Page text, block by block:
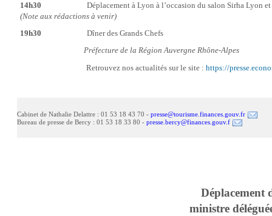
14h30
Déplacement à Lyon à l’occasion du salon Sirha Lyon et
(Note aux rédactions à venir)
19h30
Dîner des Grands Chefs
Préfecture de la Région Auvergne Rhône-Alpes
Retrouvez nos actualités sur le site : https://
Cabinet de Nathalie Delattre : 01 53 18 43 70 -presse@tourisme.finances.gouv.fr
Bureau de presse de Bercy : 01 53 18 33 80 -presse.bercy@finances.gouv.f
Déplacement
ministre